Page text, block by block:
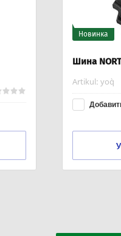
Новинка
Шина
Artikul: yo`q